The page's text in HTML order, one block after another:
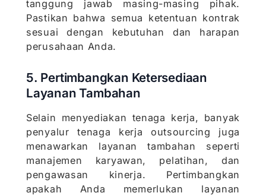
tanggung jawab masing-masing pihak.
Pastikan bahwa semua ketentuan kontrak
sesuai dengan kebutuhan dan harapan
perusahaan Anda.
5. Pertimbangkan Ketersediaan
Layanan Tambahan
Selain menyediakan tenaga kerja, banyak
penyalur tenaga kerja outsourcing juga
menawarkan layanan tambahan seperti
manajemen karyawan, pelatihan, dan
pengawasan kinerja. Pertimbangkan
apakah Anda memerlukan layanan